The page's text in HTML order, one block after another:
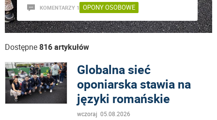
KOMENTARZY 1 OPONY OSOBOWE
Dostępne816 artykułów
Globalna sieć
oponiarska stawia na
języki romańskie
wczoraj 05.08.2026